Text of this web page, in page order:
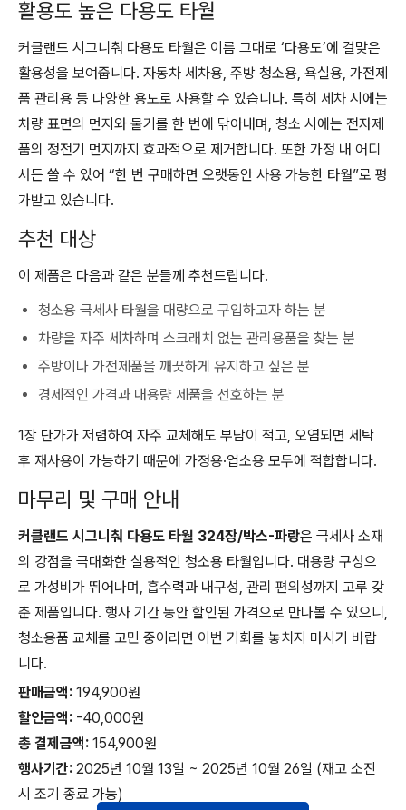
활용도 높은 다용도 타월
커클랜드 시그니춰 다용도 타월은 이름 그대로 ‘다용도’에 걸맞은
활용성을 보여줍니다. 자동차 세차용, 주방 청소용, 욕실용, 가전제
품 관리용 등 다양한 용도로 사용할 수 있습니다. 특히 세차 시에는
차량 표면의 먼지와 물기를 한 번에 닦아내며, 청소 시에는 전자제
품의 정전기 먼지까지 효과적으로 제거합니다. 또한 가정 내 어디
서든 쓸 수 있어 “한 번 구매하면 오랫동안 사용 가능한 타월”로 평
가받고 있습니다.
추천 대상
이 제품은 다음과 같은 분들께 추천드립니다.
청소용 극세사 타월을 대량으로 구입하고자 하는 분
차량을 자주 세차하며 스크래치 없는 관리용품을 찾는 분
주방이나 가전제품을 깨끗하게 유지하고 싶은 분
경제적인 가격과 대용량 제품을 선호하는 분
1장 단가가 저렴하여 자주 교체해도 부담이 적고, 오염되면 세탁
후 재사용이 가능하기 때문에 가정용·업소용 모두에 적합합니다.
마무리 및 구매 안내
커클랜드 시그니춰 다용도 타월 324장/박스-파랑은 극세사 소재
의 강점을 극대화한 실용적인 청소용 타월입니다. 대용량 구성으
로 가성비가 뛰어나며, 흡수력과 내구성, 관리 편의성까지 고루 갖
춘 제품입니다. 행사 기간 동안 할인된 가격으로 만나볼 수 있으니,
청소용품 교체를 고민 중이라면 이번 기회를 놓치지 마시기 바랍
니다.
판매금액: 194,900원
할인금액: -40,000원
총 결제금액: 154,900원
행사기간: 2025년 10월 13일 ~ 2025년 10월 26일 (재고 소진
시 조기 종료 가능)